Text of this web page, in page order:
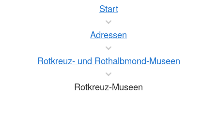
Start
Adressen
Rotkreuz- und Rothalbmond-Museen
Rotkreuz-Museen